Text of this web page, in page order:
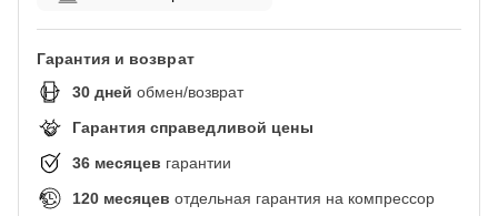
Гарантия и возврат
30 дней обмен/возврат
Гарантия справедливой цены
36 месяцев гарантии
120 месяцев отдельная гарантия на компрессор